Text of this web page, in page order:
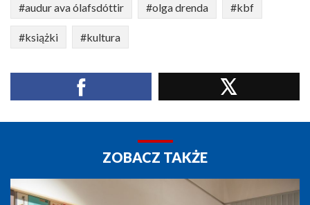
#audur ava ólafsdóttir #olga drenda #kbf
#książki #kultura
ZOBACZ TAKŻE